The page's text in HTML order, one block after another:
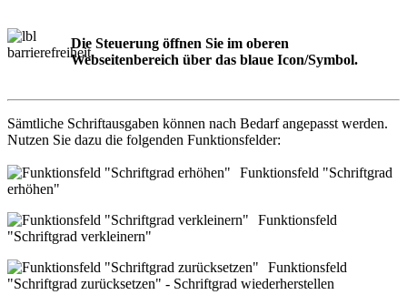
Die Steuerung öffnen Sie im oberen
Webseitenbereich über das blaue Icon/Symbol.
Sämtliche Schriftausgaben können nach Bedarf angepasst werden.
Nutzen Sie dazu die folgenden Funktionsfelder:
Funktionsfeld "Schriftgrad
erhöhen"
Funktionsfeld
"Schriftgrad verkleinern"
Funktionsfeld
"Schriftgrad zurücksetzen" - Schriftgrad wiederherstellen